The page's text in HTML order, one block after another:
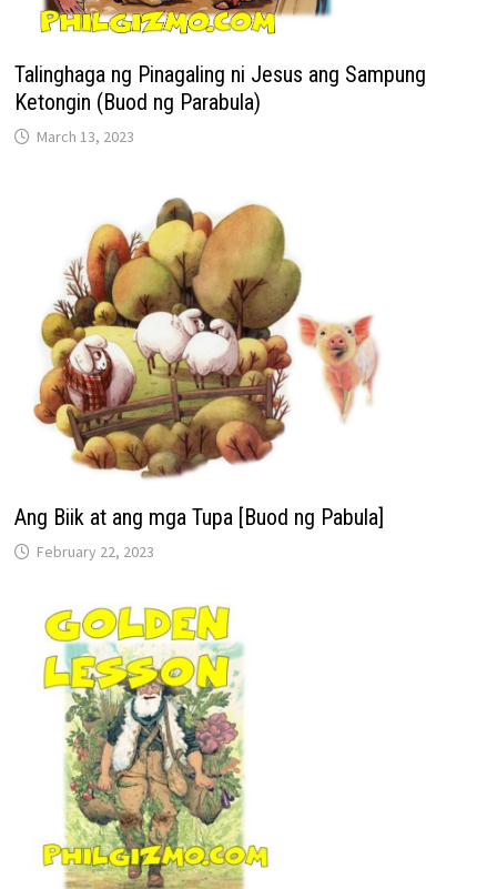
Talinghaga ng Pinagaling ni Jesus ang Sampung
Ketongin (Buod ng Parabula)
March 13, 2023
Ang Biik at ang mga Tupa [Buod ng Pabula]
February 22, 2023